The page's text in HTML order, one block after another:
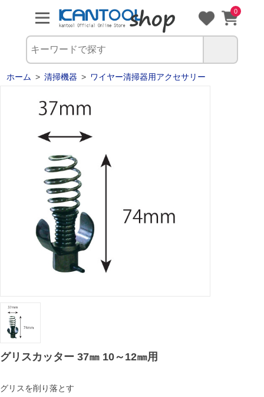
0
ホーム > 清掃機器 > ワイヤー清掃器用アクセサリー
グリスカッター 37㎜ 10～12㎜用
グリスを削り落とす